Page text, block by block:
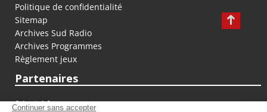
Politique de confidentialité
Sitemap
Archives Sud Radio
Archives Programmes
Règlement jeux
Partenaires
fiducial.fr